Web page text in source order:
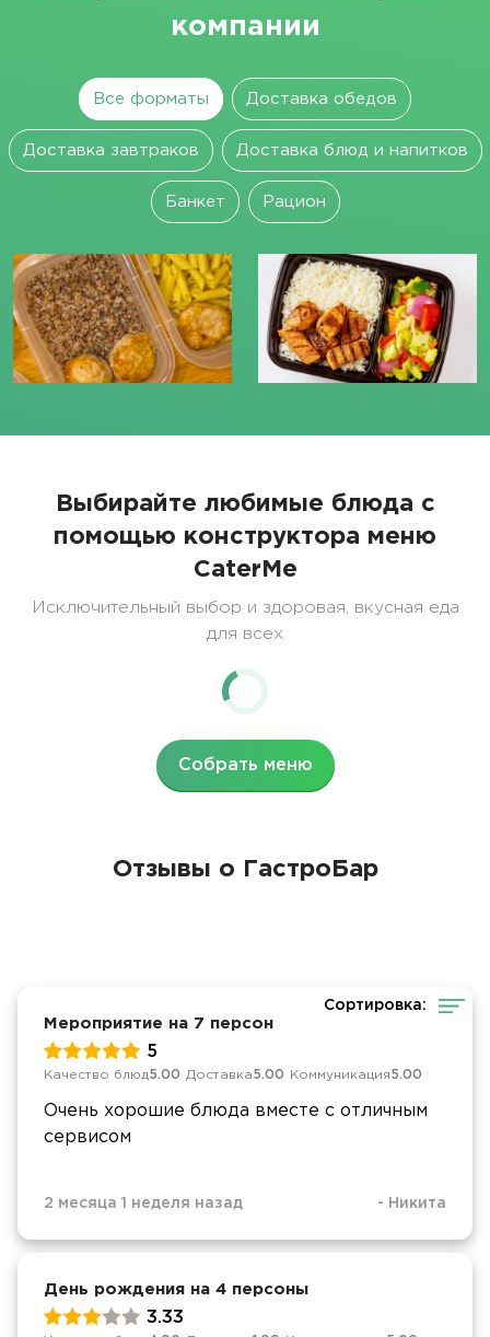
компании
Все форматы Доставка обедов
Доставка завтраков Доставка блюд и напитков
Банкет Рацион
Выбирайте любимые блюда с
помощью конструктора меню
CaterMe
Исключительный выбор и здоровая, вкусная еда
для всех
Собрать меню
Отзывы о ГастроБар
Сортировка:
Мероприятие на 7 персон
5
Качество блюд5.00 Доставка5.00 Коммуникация5.00
Очень хорошие блюда вместе с отличным
сервисом
2 месяца 1 неделя назад - Никита
День рождения на 4 персоны
3.33